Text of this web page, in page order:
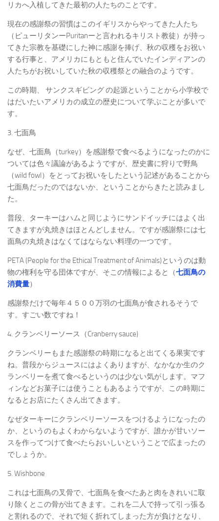
リカへ入植してきた最初の人たちのことです。
現在の感謝祭の習慣はこのイギリスからやってきた人たち
（ピューリタンーPuritanーと言われるキリスト教徒）が持っ
てきた宗教を基礎にした神に感謝を捧げ、秋の収穫をお祝い
する行事と、アメリカにもともと住んでいたインディアンの
人たちがお祝いしていた秋の収穫祭との融合のようです。
この時期、 サンクスギビング の起源ということから小学校で
はだいたいアメリカの成立の歴史について学ぶことが多いで
す。
3. 七面鳥
なぜ、七面鳥（turkey）を感謝祭で食べるようになったのかに
ついては色々議論があるようですが、歴史書に狩りで野鳥
（wild fowl）をとってお祝いをしたという記述があることから
七面鳥だったのではないか、ということからきたと読みまし
た。
普段、ターキーはハムと同じようにサンドイッチにはよく出
てきますが丸焼きはほとんどしません。ですが感謝祭には七
面鳥の丸焼きはなくてはならない料理の一つです。
PETA (People for the Ethical Treatment of Animals)というのは動
物の権利を守る団体ですが、そこの情報によると（七面鳥の
消費量）
感謝祭だけで毎年４５００万羽の七面鳥が食されるそうで
す。すごい数ですね！
4. クランベリーソース（Cranberry sauce)
クランベリーもまた感謝祭の時期になると出てくる果実です
ね。普段からジュースにはよくありますが、なかなか生のク
ランベリーを煮て食べるというのは少ない気がします。マフ
ィンなどお菓子には使うこともあるようですが、この時期に
なるとお店にたくさん出てきます。
なぜターキーにクランベリーソースをつけるようになったの
か、というのもよくわからないようですが、誰かが甘いソー
スを作ってつけて食べたらおいしいということで広まったの
でしょうか。
5. Wishbone
これは七面鳥の叉骨で、七面鳥を食べたあと肉をきれいに取
り除くとこの骨が出てきます。これを二人で持って引っ張る
と割れるので、それで短く折れてしまった方が負けとなり、